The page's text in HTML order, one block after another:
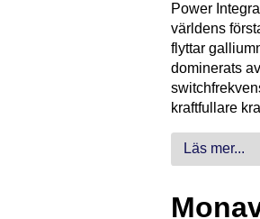
Power
världens
flyttar
dominerats
kraftfullare
Läs mer...